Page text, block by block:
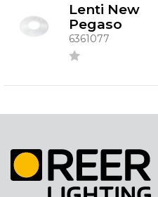
Lenti New
Pegaso
6361077